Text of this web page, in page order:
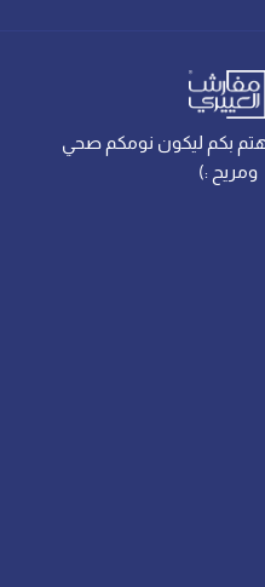
بكم ليكون نومكم صحي
ومريح :)